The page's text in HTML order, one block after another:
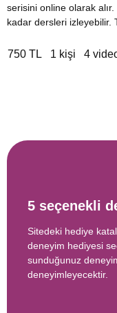
serisini online olarak
kadar dersleri izleyebilir.
750 TL 1 kişi 4
5 seçenekli
Sitedeki hediye
deneyim hediyesi
sunduğunuz
deneyimleyecektir.